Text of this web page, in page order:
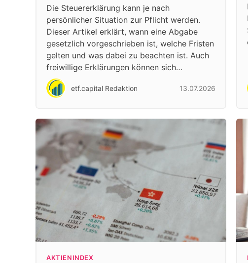
Die Steuererklärung kann je nach
persönlicher Situation zur Pflicht werden.
Dieser Artikel erklärt, wann eine Abgabe
gesetzlich vorgeschrieben ist, welche Fristen
gelten und was dabei zu beachten ist. Auch
freiwillige Erklärungen können sich…
etf.capital Redaktion 13.07.2026
AKTIENINDEX